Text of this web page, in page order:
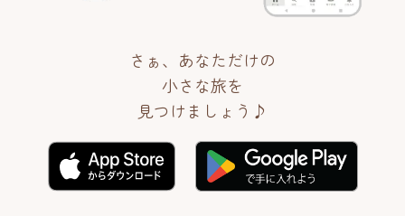
さぁ、あなただけの
小さな旅を
見つけましょう♪